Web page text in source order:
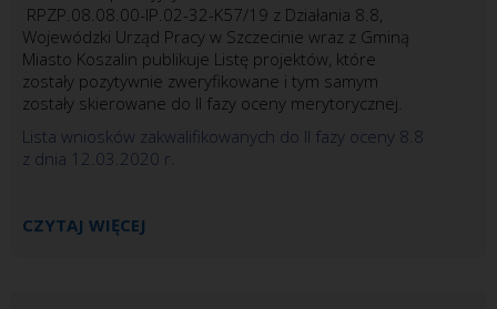
RPZP.08.08.00-IP.02-32-K57/19 z Działania 8.8,
Wojewódzki Urząd Pracy w Szczecinie wraz z Gminą
Miasto Koszalin publikuje Listę projektów, które
zostały pozytywnie zweryfikowane i tym samym
zostały skierowane do II fazy oceny merytorycznej.
Lista wniosków zakwalifikowanych do II fazy oceny 8.8
z dnia 12.03.2020 r.
CZYTAJ WIĘCEJ